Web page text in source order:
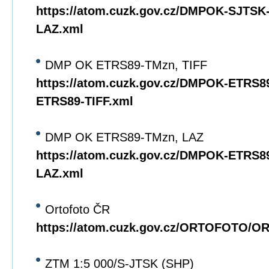
https://atom.cuzk.gov.cz/DMPOK-
LAZ.xml
DMP OK ETRS89-TMzn, TIFF
https://atom.cuzk.gov.cz/DMPOK-
ETRS89-TIFF.xml
DMP OK ETRS89-TMzn, LAZ
https://atom.cuzk.gov.cz/DMPOK-
LAZ.xml
Ortofoto ČR
https://atom.cuzk.gov.cz/ORTOFOTO/
ZTM 1:5 000/S-JTSK (SHP)